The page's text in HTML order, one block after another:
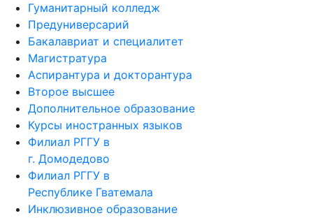
Гуманитарный колледж
Предуниверсарий
Бакалавриат и специалитет
Магистратура
Аспирантура и докторантура
Второе высшее
Дополнительное образование
Курсы иностранных языков
Филиал РГГУ в
г. Домодедово
Филиал РГГУ в
Республике Гватемала
Инклюзивное образование